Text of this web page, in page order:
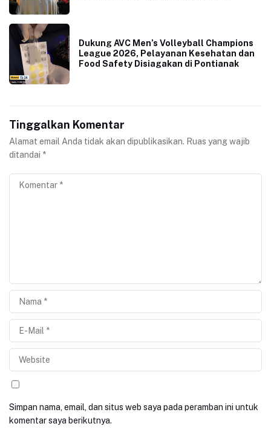
Dukung AVC Men’s Volleyball Champions
League 2026, Pelayanan Kesehatan dan
Food Safety Disiagakan di Pontianak
Tinggalkan Komentar
Alamat email Anda tidak akan dipublikasikan. Ruas yang wajib
ditandai *
Simpan nama, email, dan situs web saya pada peramban ini untuk
komentar saya berikutnya.